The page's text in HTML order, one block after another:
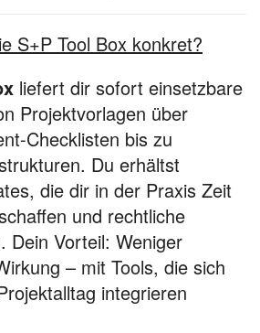
S+P Tool Box konkret?
liefert dir sofort einsetzbare
Projektvorlagen über
Checklisten bis zu
Du erhältst
die dir in der Praxis Zeit
und rechtliche
Dein Vorteil: Weniger
– mit Tools, die sich
integrieren